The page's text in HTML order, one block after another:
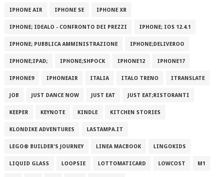
IPHONE AIR IPHONE SE IPHONE XR
IPHONE; IDEALO - CONFRONTO DEI PREZZI IPHONE; IOS 12.4.1
IPHONE; PUBBLICA AMMINISTRAZIONE IPHONE;DELIVEROO
IPHONE;IPAD; IPHONE;SHPOCK IPHONE12 IPHONE17
IPHONE9 IPHONEAIR ITALIA ITALO TRENO ITRANSLATE
JOB JUST DANCE NOW JUST EAT JUST EAT;RISTORANTI
KEEPER KEYNOTE KINDLE KITCHEN STORIES
KLONDIKE ADVENTURES LASTAMPA.IT
LEGO® BUILDER'S JOURNEY LINEA MACBOOK LINGOKIDS
LIQUID GLASS LOOPSIE LOTTOMATICARD LOWCOST M1